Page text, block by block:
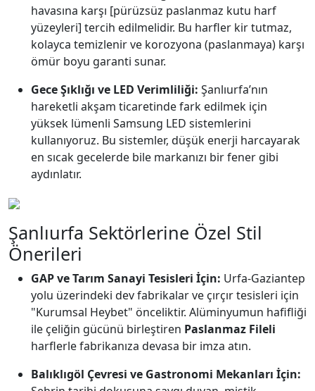
havasına karşı [pürüzsüz paslanmaz kutu harf
yüzeyleri] tercih edilmelidir. Bu harfler kir tutmaz,
kolayca temizlenir ve korozyona (paslanmaya) karşı
ömür boyu garanti sunar.
Gece Şıklığı ve LED Verimliliği: Şanlıurfa’nın
hareketli akşam ticaretinde fark edilmek için
yüksek lümenli Samsung LED sistemlerini
kullanıyoruz. Bu sistemler, düşük enerji harcayarak
en sıcak gecelerde bile markanızı bir fener gibi
aydınlatır.
Şanlıurfa Sektörlerine Özel Stil
Önerileri
GAP ve Tarım Sanayi Tesisleri İçin: Urfa-Gaziantep
yolu üzerindeki dev fabrikalar ve çırçır tesisleri için
"Kurumsal Heybet" önceliktir. Alüminyumun hafifliği
ile çeliğin gücünü birleştiren Paslanmaz Fileli
harflerle fabrikanıza devasa bir imza atın.
Balıklıgöl Çevresi ve Gastronomi Mekanları İçin: